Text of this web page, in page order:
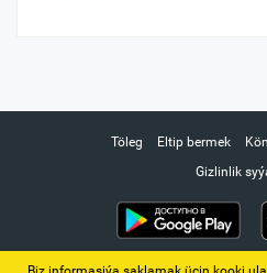
Töleg Eltip bermek
Gizlinlik